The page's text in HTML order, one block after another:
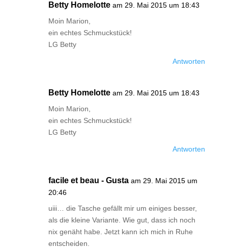
Betty Homelotte am 29. Mai 2015 um 18:43
Moin Marion,
ein echtes Schmuckstück!
LG Betty
Antworten
Betty Homelotte am 29. Mai 2015 um 18:43
Moin Marion,
ein echtes Schmuckstück!
LG Betty
Antworten
facile et beau - Gusta am 29. Mai 2015 um
20:46
uiii… die Tasche gefällt mir um einiges besser,
als die kleine Variante. Wie gut, dass ich noch
nix genäht habe. Jetzt kann ich mich in Ruhe
entscheiden.